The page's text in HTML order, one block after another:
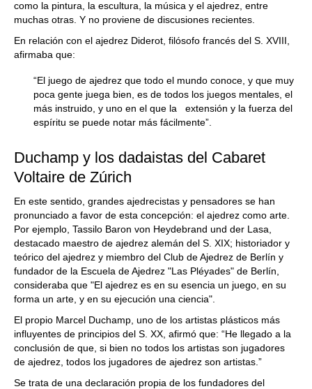
como la pintura, la escultura, la música y el ajedrez, entre
muchas otras. Y no proviene de discusiones recientes.
En relación con el ajedrez Diderot, filósofo francés del S. XVIII,
afirmaba que:
“El juego de ajedrez que todo el mundo conoce, y que muy
poca gente juega bien, es de todos los juegos mentales, el
más instruido, y uno en el que la extensión y la fuerza del
espíritu se puede notar más fácilmente”.
Duchamp y los dadaistas del Cabaret
Voltaire de Zúrich
En este sentido, grandes ajedrecistas y pensadores se han
pronunciado a favor de esta concepción: el ajedrez como arte.
Por ejemplo, Tassilo Baron von Heydebrand und der Lasa,
destacado maestro de ajedrez alemán del S. XIX; historiador y
teórico del ajedrez y miembro del Club de Ajedrez de Berlín y
fundador de la Escuela de Ajedrez "Las Pléyades" de Berlín,
consideraba que "El ajedrez es en su esencia un juego, en su
forma un arte, y en su ejecución una ciencia".
El propio Marcel Duchamp, uno de los artistas plásticos más
influyentes de principios del S. XX, afirmó que: “He llegado a la
conclusión de que, si bien no todos los artistas son jugadores
de ajedrez, todos los jugadores de ajedrez son artistas.”
Se trata de una declaración propia de los fundadores del